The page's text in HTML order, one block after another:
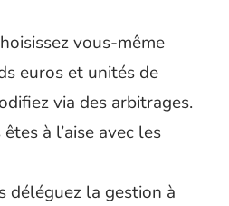
vous-même
euros et unités de
via des arbitrages.
à l’aise avec les
déléguez la gestion à